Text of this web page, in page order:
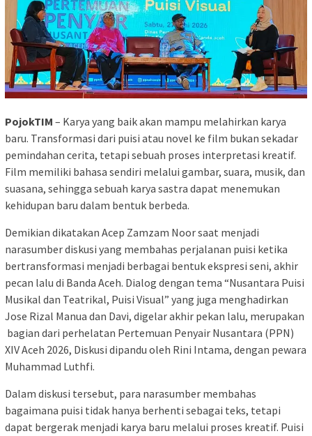
PojokTIM – Karya yang baik akan mampu melahirkan karya
baru. Transformasi dari puisi atau novel ke film bukan sekadar
pemindahan cerita, tetapi sebuah proses interpretasi kreatif.
Film memiliki bahasa sendiri melalui gambar, suara, musik, dan
suasana, sehingga sebuah karya sastra dapat menemukan
kehidupan baru dalam bentuk berbeda.
Demikian dikatakan Acep Zamzam Noor saat menjadi
narasumber diskusi yang membahas perjalanan puisi ketika
bertransformasi menjadi berbagai bentuk ekspresi seni, akhir
pecan lalu di Banda Aceh. Dialog dengan tema “Nusantara Puisi
Musikal dan Teatrikal, Puisi Visual” yang juga menghadirkan
Jose Rizal Manua dan Davi, digelar akhir pekan lalu, merupakan
bagian dari perhelatan Pertemuan Penyair Nusantara (PPN)
XIV Aceh 2026, Diskusi dipandu oleh Rini Intama, dengan pewara
Muhammad Luthfi.
Dalam diskusi tersebut, para narasumber membahas
bagaimana puisi tidak hanya berhenti sebagai teks, tetapi
dapat bergerak menjadi karya baru melalui proses kreatif. Puisi